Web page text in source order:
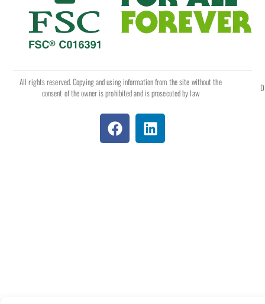
All rights reserved. Copying and using information from the site without the
consent of the owner is prohibited and is prosecuted by law